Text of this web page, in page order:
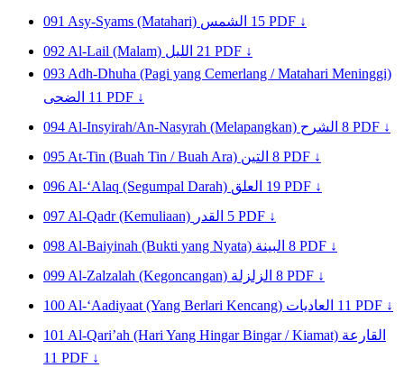
091 Asy-Syams (Matahari) الشمس 15 PDF ↓
092 Al-Lail (Malam) الليل 21 PDF ↓
093 Adh-Dhuha (Pagi yang Cemerlang / Matahari Meninggi)
الضحى 11 PDF ↓
094 Al-Insyirah/An-Nasyrah (Melapangkan) الشرح 8 PDF ↓
095 At-Tin (Buah Tin / Buah Ara) التين 8 PDF ↓
096 Al-‘Alaq (Segumpal Darah) العلق 19 PDF ↓
097 Al-Qadr (Kemuliaan) القدر 5 PDF ↓
098 Al-Baiyinah (Bukti yang Nyata) البينة 8 PDF ↓
099 Al-Zalzalah (Kegoncangan) الزلزلة 8 PDF ↓
100 Al-‘Aadiyaat (Yang Berlari Kencang) العاديات 11 PDF ↓
101 Al-Qari’ah (Hari Yang Hingar Bingar / Kiamat) القارعة
11 PDF ↓